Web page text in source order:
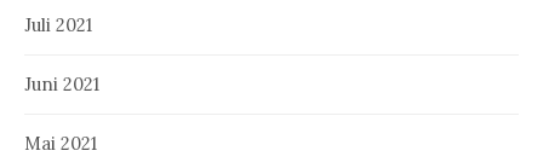
Juli 2021
Juni 2021
Mai 2021